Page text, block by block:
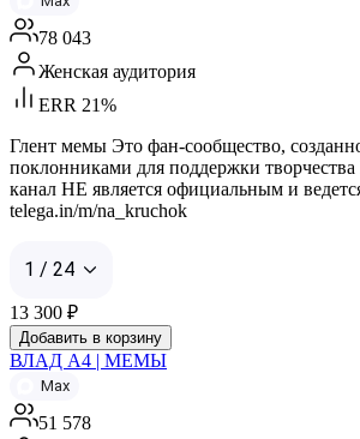
78 043
Женская аудитория
ERR 21%
Глент мемы Это фан-сообщество,
поклонниками для поддержки
канал НЕ является официальным и
telega.in/m/na_kruchok
1 / 24
13 300 ₽
Добавить в корзину
ВЛАД А4 | МЕМЫ
Max
51 578